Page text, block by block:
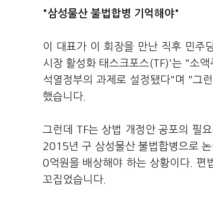
"삼성물산 불법합병 기억해야"
이 대표가 이 회장을 만난 직후 민주
시장 활성화 태스크포스(TF)'는 "소
석열정부의 과제로 설정됐다"며 "그
했습니다.
그런데 TF는 상법 개정안 공포의 필
2015년 구 삼성물산 불법합병으로
0억원을 배상해야 하는 상황이다. 편
꼬집었습니다.